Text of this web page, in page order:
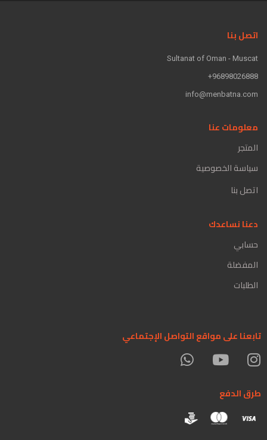
اتصل بنا
Sultanat of Oman - Muscat
96898026888+
info@menbatna.com
معلومات عنا
المتجر
سياسة الخصوصية
اتصل بنا
دعنا نساعدك
حسابي
المفضلة
الطلبات
تابعنا على مواقع التواصل الإجتماعي
طرق الدفع